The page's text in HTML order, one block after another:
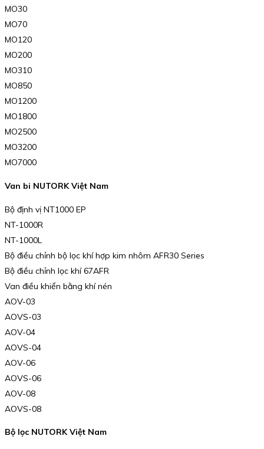
MO30
MO70
MO120
MO200
MO310
MO850
MO1200
MO1800
MO2500
MO3200
MO7000
Van bi NUTORK Việt Nam
Bộ định vị NT1000 EP
NT-1000R
NT-1000L
Bộ điều chỉnh bộ lọc khí hợp kim nhôm AFR30 Series
Bộ điều chỉnh lọc khí 67AFR
Van điều khiển bằng khí nén
AOV-03
AOVS-03
AOV-04
AOVS-04
AOV-06
AOVS-06
AOV-08
AOVS-08
Bộ lọc NUTORK Việt Nam